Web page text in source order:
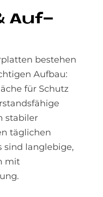
Auf­
bestehen
Aufbau:
für Schutz
stabiler
täglichen
sind langlebige,
mit